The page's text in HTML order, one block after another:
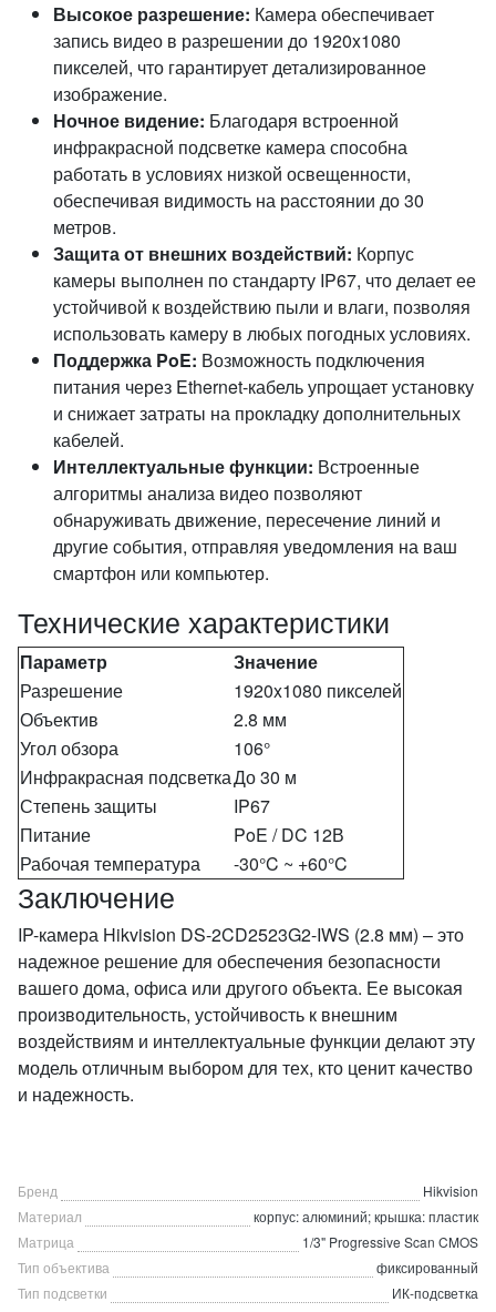
Высокое разрешение: Камера обеспечивает
запись видео в разрешении до 1920x1080
пикселей, что гарантирует детализированное
изображение.
Ночное видение: Благодаря встроенной
инфракрасной подсветке камера способна
работать в условиях низкой освещенности,
обеспечивая видимость на расстоянии до 30
метров.
Защита от внешних воздействий: Корпус
камеры выполнен по стандарту IP67, что делает ее
устойчивой к воздействию пыли и влаги, позволяя
использовать камеру в любых погодных условиях.
Поддержка PoE: Возможность подключения
питания через Ethernet-кабель упрощает установку
и снижает затраты на прокладку дополнительных
кабелей.
Интеллектуальные функции: Встроенные
алгоритмы анализа видео позволяют
обнаруживать движение, пересечение линий и
другие события, отправляя уведомления на ваш
смартфон или компьютер.
Технические характеристики
Параметр
Значение
Разрешение
1920x1080 пикселей
Объектив
2.8 мм
Угол обзора
106°
Инфракрасная подсветкаДо 30 м
Степень защиты
IP67
Питание
PoE / DC 12В
Рабочая температура
-30°C ~ +60°C
Заключение
IP-камера Hikvision DS-2CD2523G2-IWS (2.8 мм) – это
надежное решение для обеспечения безопасности
вашего дома, офиса или другого объекта. Ее высокая
производительность, устойчивость к внешним
воздействиям и интеллектуальные функции делают эту
модель отличным выбором для тех, кто ценит качество
и надежность.
Бренд
Hikvision
Материал
корпус: алюминий; крышка: пластик
Матрица
1/3" Progressive Scan CMOS
Тип объектива
фиксированный
Тип подсветки
ИК-подсветка